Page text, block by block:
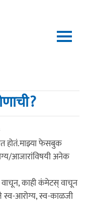
होतं.माझ्या फेसबुक
आजारांविषयी अनेक
वाचून, काही कंमेटस् वाचून
स्व-आरोग्य, स्व-काळजी